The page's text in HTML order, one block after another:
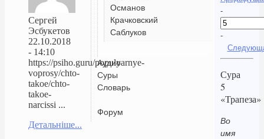
Османов
Крачковский
Саблуков
Аудио
Суры
Словарь
Форум
-
-
Сура
5
«Трапеза»
Во
имя
Сергей
Эсбукетов
22.10.2018
- 14:10
https://psiho.guru/populyarnye-
voprosy/chto-
takoe/chto-
takoe-
narcissi ...
Детальніше...